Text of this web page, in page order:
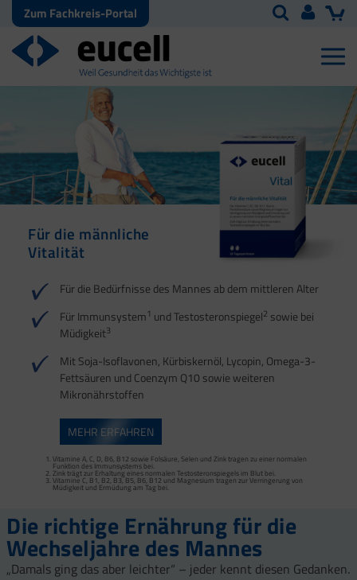
Zum Fachkreis-Portal
Für die männliche
Vitalität
Für die Bedürfnisse des Mannes ab dem mittleren Alter
Für Immunsystem1 und Testosteronspiegel2 sowie bei
Müdigkeit3
Mit Soja-Isoflavonen, Kürbiskernöl, Lycopin, Omega-3-
Fettsäuren und Coenzym Q10 sowie weiteren
Mikronährstoffen
MEHR ERFAHREN
Vitamine A, C, D, B6, B12 sowie Folsäure, Selen und Zink tragen zu einer normalen
Funktion des Immunsystems bei.
Zink trägt zur Erhaltung eines normalen Testosteronspiegels im Blut bei.
Vitamine C, B1, B2, B3, B5, B6, B12 und Magnesium tragen zur Verringerung von
Müdigkeit und Ermüdung am Tag bei.
Die richtige Ernährung für die
Wechseljahre des Mannes
„Damals ging das aber leichter“ – jeder kennt diesen Gedanken.